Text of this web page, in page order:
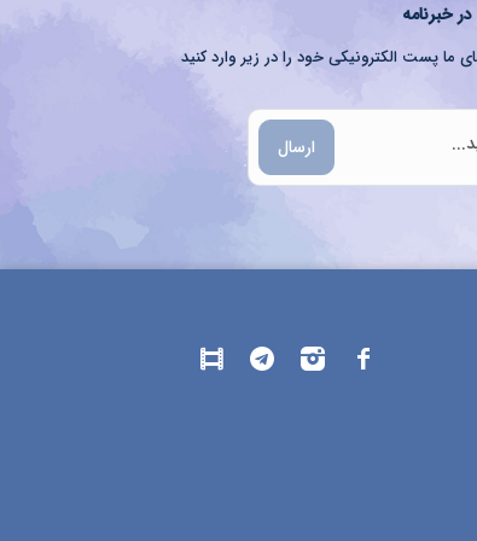
خبرنامه
ما پست الکترونیکی خود را در زیر وارد کنید
ارسال